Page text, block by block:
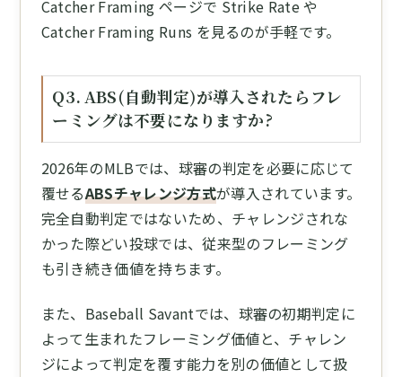
Catcher Framing ページで Strike Rate や
Catcher Framing Runs を見るのが手軽です。
Q3. ABS(自動判定)が導入されたらフレ
ーミングは不要になりますか?
2026年のMLBでは、球審の判定を必要に応じて
覆せるABSチャレンジ方式が導入されています。
完全自動判定ではないため、チャレンジされな
かった際どい投球では、従来型のフレーミング
も引き続き価値を持ちます。
また、Baseball Savantでは、球審の初期判定に
よって生まれたフレーミング価値と、チャレン
ジによって判定を覆す能力を別の価値として扱